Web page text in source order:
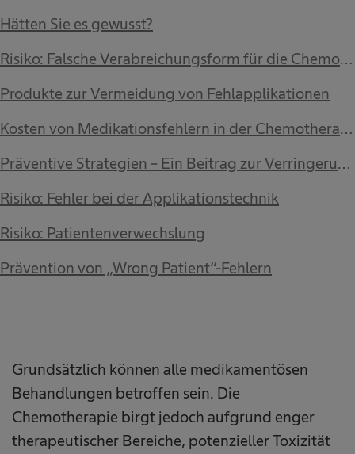
Hätten Sie es gewusst?
Risiko: Falsche Verabreichungsform für die Chemotherapie
Produkte zur Vermeidung von Fehlapplikationen
Kosten von Medikationsfehlern in der Chemotherapie
Präventive Strategien – Ein Beitrag zur Verringerung des Risikos von Medikationsfehlern in der Chemotherapie
Risiko: Fehler bei der Applikationstechnik
Risiko: Patientenverwechslung
Prävention von „Wrong Patient“-Fehlern
Grundsätzlich können alle medikamentösen
Behandlungen betroffen sein. Die
Chemotherapie birgt jedoch aufgrund enger
therapeutischer Bereiche, potenzieller Toxizität